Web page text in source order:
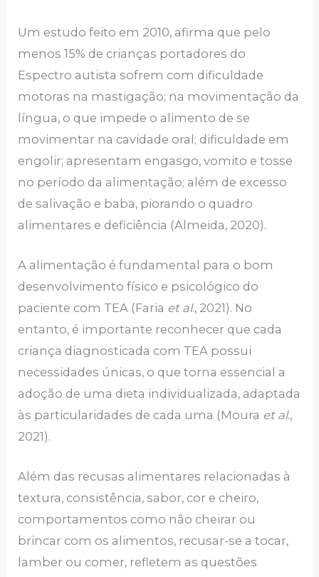
Um estudo feito em 2010, afirma que pelo
menos 15% de crianças portadores do
Espectro autista sofrem com dificuldade
motoras na mastigação; na movimentação da
língua, o que impede o alimento de se
movimentar na cavidade oral; dificuldade em
engolir; apresentam engasgo, vomito e tosse
no período da alimentação; além de excesso
de salivação e baba, piorando o quadro
alimentares e deficiência (Almeida, 2020).
A alimentação é fundamental para o bom
desenvolvimento físico e psicológico do
paciente com TEA (Faria et al., 2021). No
entanto, é importante reconhecer que cada
criança diagnosticada com TEA possui
necessidades únicas, o que torna essencial a
adoção de uma dieta individualizada, adaptada
às particularidades de cada uma (Moura et al.,
2021).
Além das recusas alimentares relacionadas à
textura, consistência, sabor, cor e cheiro,
comportamentos como não cheirar ou
brincar com os alimentos, recusar-se a tocar,
lamber ou comer, refletem as questões